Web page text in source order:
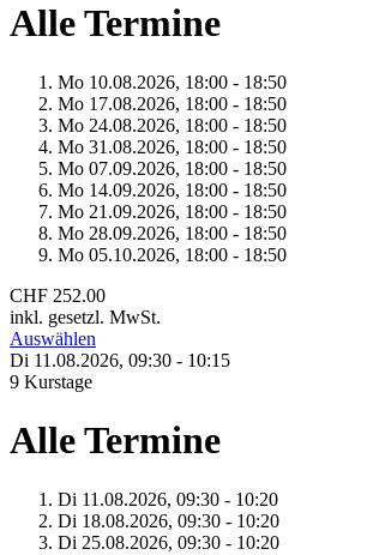
Alle Termine
Mo 10.08.2026, 18:00 - 18:50
Mo 17.08.2026, 18:00 - 18:50
Mo 24.08.2026, 18:00 - 18:50
Mo 31.08.2026, 18:00 - 18:50
Mo 07.09.2026, 18:00 - 18:50
Mo 14.09.2026, 18:00 - 18:50
Mo 21.09.2026, 18:00 - 18:50
Mo 28.09.2026, 18:00 - 18:50
Mo 05.10.2026, 18:00 - 18:50
CHF 252.00
inkl. gesetzl. MwSt.
Auswählen
Di 11.08.2026, 09:30 - 10:15
9 Kurstage
Alle Termine
Di 11.08.2026, 09:30 - 10:20
Di 18.08.2026, 09:30 - 10:20
Di 25.08.2026, 09:30 - 10:20